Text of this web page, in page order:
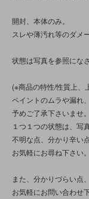
開封、本体のみ。
スレや薄汚れ等のダメ
状態は写真を参照にな
(※商品の特性/性質上、
ペイントのムラや漏れ
予めご了承下さいませ。
１つ１つの状態は、写
不明な点、分かり辛い
お気軽にお尋ね下さい
また、分かりづらい点
お気軽にお問い合わせ